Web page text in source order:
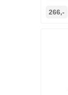
266,-